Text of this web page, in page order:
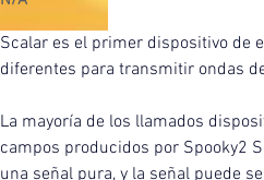
Scalar es el primer dispositivo de
diferentes para transmitir ondas
La mayoría de los llamados
campos producidos por Spooky2
una señal pura, y la señal puede